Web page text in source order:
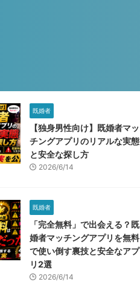
既婚者
【独身男性向け】既婚者マッ
チングアプリのリアルな実態
と安全な探し方
2026/6/14
既婚者
「完全無料」で出会える？既
婚者マッチングアプリを無料
で使い倒す裏技と安全なアプ
リ2選
2026/6/14